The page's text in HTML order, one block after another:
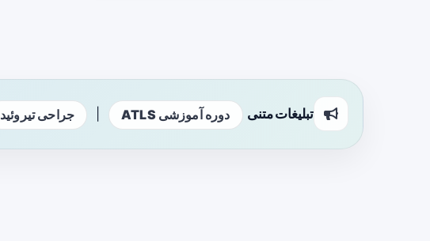
تبلیغات متنی دوره آموزشی ATLS جراحی تیروئید